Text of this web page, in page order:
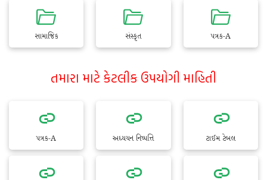
સામાજિક સંસ્કૃત પત્રક-A
તમારા માટે કેટલીક ઉપયોગી માહિતી
પત્રક-A અધ્યયન નિષ્પત્તિ ટાઈમ ટેબલ